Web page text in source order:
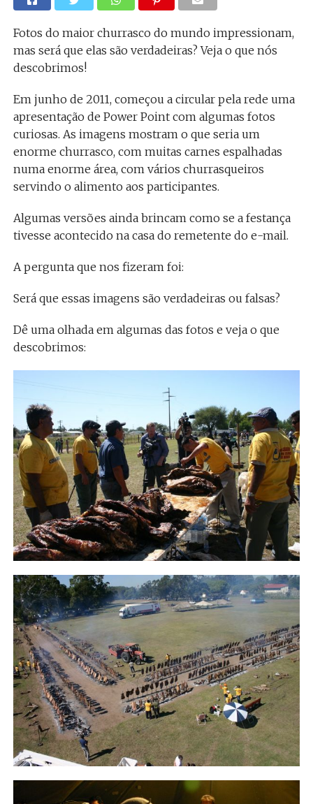
Fotos do maior churrasco do mundo impressionam,
mas será que elas são verdadeiras? Veja o que nós
descobrimos!
Em junho de 2011, começou a circular pela rede uma
apresentação de Power Point com algumas fotos
curiosas. As imagens mostram o que seria um
enorme churrasco, com muitas carnes espalhadas
numa enorme área, com vários churrasqueiros
servindo o alimento aos participantes.
Algumas versões ainda brincam como se a festança
tivesse acontecido na casa do remetente do e-mail.
A pergunta que nos fizeram foi:
Será que essas imagens são verdadeiras ou falsas?
Dê uma olhada em algumas das fotos e veja o que
descobrimos: